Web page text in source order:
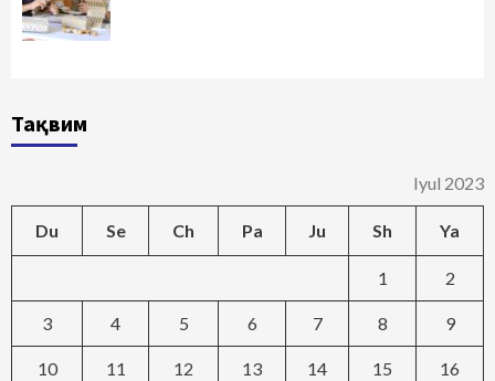
Тақвим
Iyul 2023
Du Se Ch Pa Ju Sh Ya
1 2
3 4 5 6 7 8 9
10 11 12 13 14 15 16